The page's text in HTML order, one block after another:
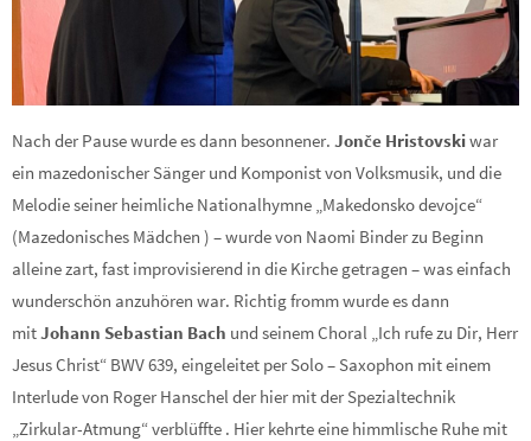
Nach der Pause wurde es dann besonnener. Jonče Hristovskiwar
ein mazedonischer Sänger und Komponist von Volksmusik, und die
Melodie seiner heimliche Nationalhymne „Makedonsko devojce“
(Mazedonisches Mädchen ) – wurde von Naomi Binder zu Beginn
alleine zart, fast improvisierend in die Kirche getragen – was einfach
wunderschön anzuhören war. Richtig fromm wurde es dann
mitJohann Sebastian Bach und seinem Choral „Ich rufe zu Dir, Herr
Jesus Christ“ BWV 639, eingeleitet per Solo – Saxophon mit einem
Interlude von Roger Hanschel der hier mit der Spezialtechnik
„Zirkular-Atmung“ verblüffte . Hier kehrte eine himmlische Ruhe mit